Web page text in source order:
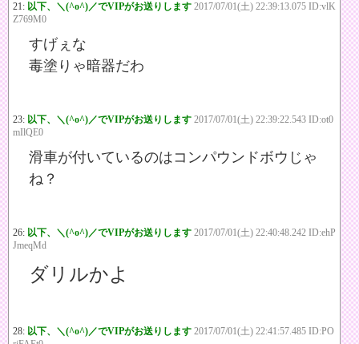
21: 以下、＼(^o^)／でVIPがお送りします 2017/07/01(土) 22:39:13.075 ID:vlK
Z769M0
すげぇな
毒塗りゃ暗器だわ
23: 以下、＼(^o^)／でVIPがお送りします 2017/07/01(土) 22:39:22.543 ID:ot0
mIlQE0
滑車が付いているのはコンパウンドボウじゃ
ね？
26: 以下、＼(^o^)／でVIPがお送りします 2017/07/01(土) 22:40:48.242 ID:ehP
JmeqMd
ダリルかよ
28: 以下、＼(^o^)／でVIPがお送りします 2017/07/01(土) 22:41:57.485 ID:PO